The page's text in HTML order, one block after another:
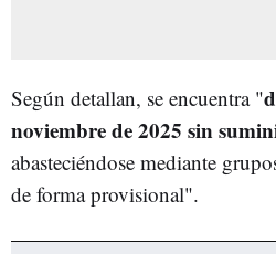
Según detallan, se encuentra "
noviembre de 2025 sin
abasteciéndose mediante
de forma provisional".